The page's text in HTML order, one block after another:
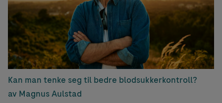
Kan man tenke seg til bedre blodsukkerkontroll?
av Magnus Aulstad